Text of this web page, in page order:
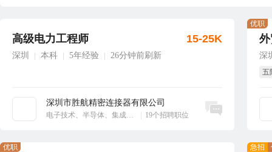
高级电力工程师
深圳 本科 5年经验 26分钟前刷新
深圳市胜航精密连接器有限公司
电子技术、半导体、集成电路 19个招聘职位
15-25K
立即沟通
深
五
优职
优职 急招